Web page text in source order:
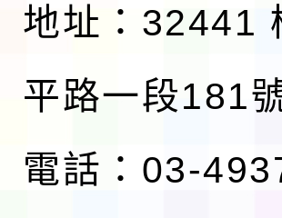
地址：32441
平路一段181
電話：03-